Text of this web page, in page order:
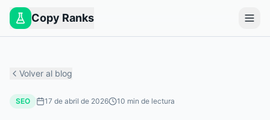
Copy Ranks
Volver al blog
SEO 17 de abril de 2026 10 min de lectura